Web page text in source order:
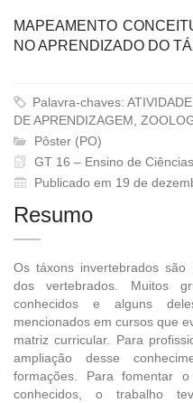
MAPEAMENTO
NO APRENDIZADO DO
Palavra-chaves:
DE APRENDIZAGEM,
Pôster (PO)
GT 16 – Ensino de Ciências
Publicado em 19 de
Resumo
Os táxons invertebrados
dos vertebrados. Muitos
conhecidos e alguns
mencionados em cursos que
matriz curricular. Para
ampliação desse
formações. Para fomentar
conhecidos, o trabalho